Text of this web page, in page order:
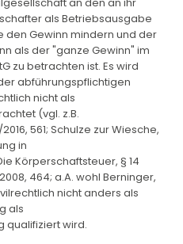
als Betriebsausgabe
den Gewinn mindern und der
als der "ganze Gewinn" im
zu betrachten ist. Es wird
abführungspflichtigen
nicht als
(vgl. z.B.
561; Schulze zur Wiesche,
in
Körperschaftsteuer, § 14
464; a.A. wohl Berninger,
nicht anders als
als
qualifiziert wird.